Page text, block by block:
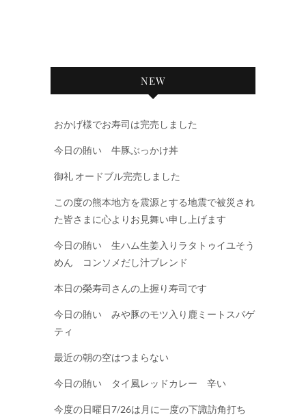
NEW
おかげ様でお寿司は完売しました
今日の賄い 牛豚ぶっかけ丼
御礼 オードブル完売しました
この度の熊本地方を震源とする地震で被災され
た皆さまに心よりお見舞い申し上げます
今日の賄い 生ハム生姜入りラタトゥイユそう
めん コンソメだし汁ブレンド
本日の榮寿司さんの上握り寿司です
今日の賄い みや豚のモツ入り鹿ミートスパゲ
ティ
最近の朝の空はつまらない
今日の賄い タイ風レッドカレー 辛い
今度の日曜日7/26は月に一度の下諏訪角打ち